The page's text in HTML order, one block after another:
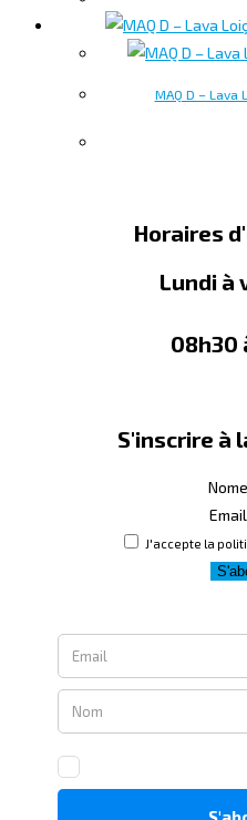
MAQ D – Lava
Horaires
Lundi à
08h30
S'inscrire à
Nome
Email
J'accepte la